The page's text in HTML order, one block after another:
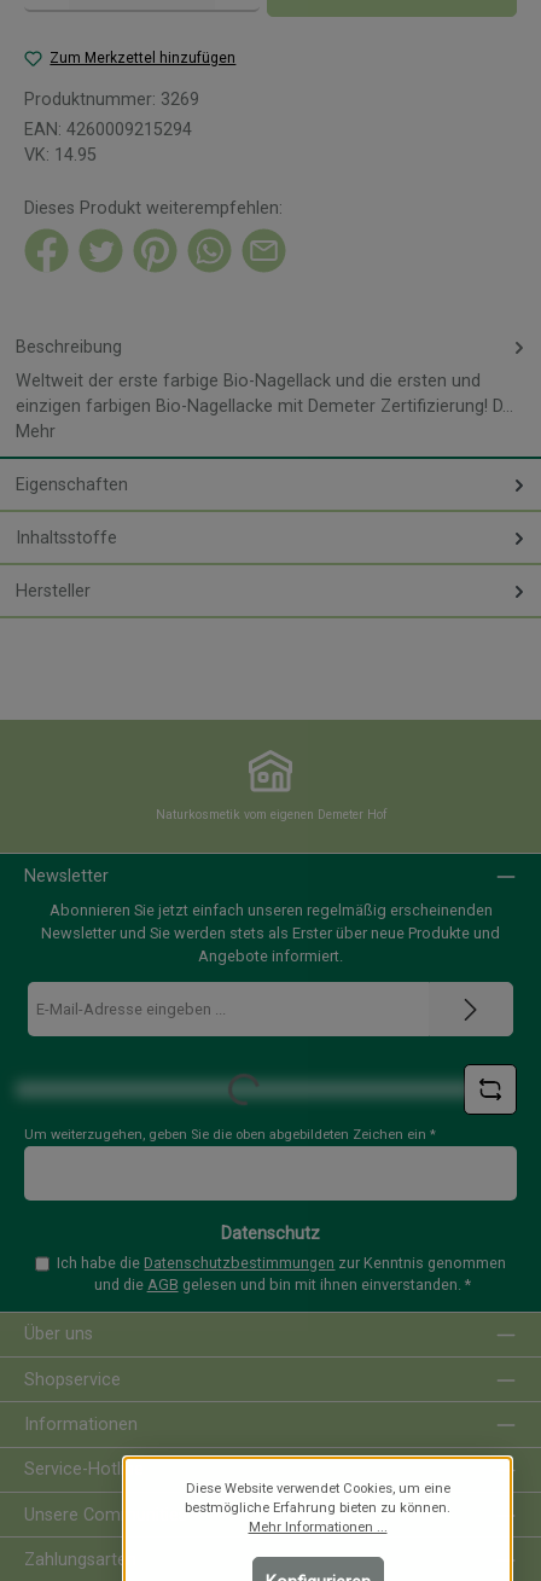
Zum Merkzettel hinzufügen
Produktnummer: 3269
EAN: 4260009215294
VK: 14.95
Dieses Produkt weiterempfehlen:
Beschreibung
Weltweit der erste farbige Bio-Nagellack und die ersten und
einzigen farbigen Bio-Nagellacke mit Demeter Zertifizierung! D…
Mehr
Eigenschaften
Inhaltsstoffe
Hersteller
Naturkosmetik vom eigenen Demeter Hof
Newsletter
Abonnieren Sie jetzt einfach unseren regelmäßig erscheinenden
Newsletter und Sie werden stets als Erster über neue Produkte und
Angebote informiert.
E-
Mail-
Adresse
Loading...
Um weiterzugehen, geben Sie die oben abgebildeten Zeichen ein *
Datenschutz
Ich habe die Datenschutzbestimmungen zur Kenntnis genommen
und die AGB gelesen und bin mit ihnen einverstanden. *
Über uns
Shopservice
Informationen
Service-Hotline
Unsere Communities
Zahlungsarten
Diese Website verwendet Cookies, um eine
bestmögliche Erfahrung bieten zu können.
Mehr Informationen ...